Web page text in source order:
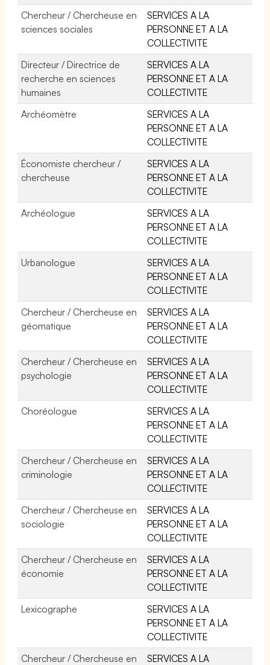
Chercheur / Chercheuse en
sciences sociales
SERVICES A LA
PERSONNE ET A LA
COLLECTIVITE
Directeur / Directrice de
recherche en sciences
humaines
SERVICES A LA
PERSONNE ET A LA
COLLECTIVITE
Archéomètre
SERVICES A LA
PERSONNE ET A LA
COLLECTIVITE
Économiste chercheur /
chercheuse
SERVICES A LA
PERSONNE ET A LA
COLLECTIVITE
Archéologue
SERVICES A LA
PERSONNE ET A LA
COLLECTIVITE
Urbanologue
SERVICES A LA
PERSONNE ET A LA
COLLECTIVITE
Chercheur / Chercheuse en
géomatique
SERVICES A LA
PERSONNE ET A LA
COLLECTIVITE
Chercheur / Chercheuse en
psychologie
SERVICES A LA
PERSONNE ET A LA
COLLECTIVITE
Choréologue
SERVICES A LA
PERSONNE ET A LA
COLLECTIVITE
Chercheur / Chercheuse en
criminologie
SERVICES A LA
PERSONNE ET A LA
COLLECTIVITE
Chercheur / Chercheuse en
sociologie
SERVICES A LA
PERSONNE ET A LA
COLLECTIVITE
Chercheur / Chercheuse en
économie
SERVICES A LA
PERSONNE ET A LA
COLLECTIVITE
Lexicographe
SERVICES A LA
PERSONNE ET A LA
COLLECTIVITE
Chercheur / Chercheuse en
SERVICES A LA